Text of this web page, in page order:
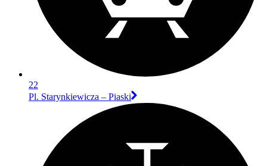
22
Pl. Starynkiewicza – Piaski